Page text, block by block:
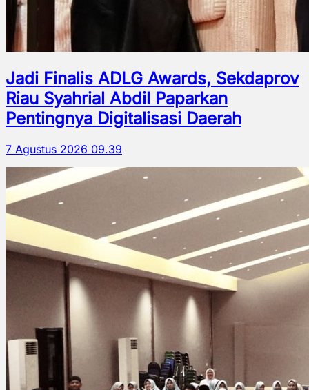
Jadi Finalis ADLG Awards, Sekdaprov
Riau Syahrial Abdil Paparkan
Pentingnya Digitalisasi Daerah
7 Agustus 2026 09.39